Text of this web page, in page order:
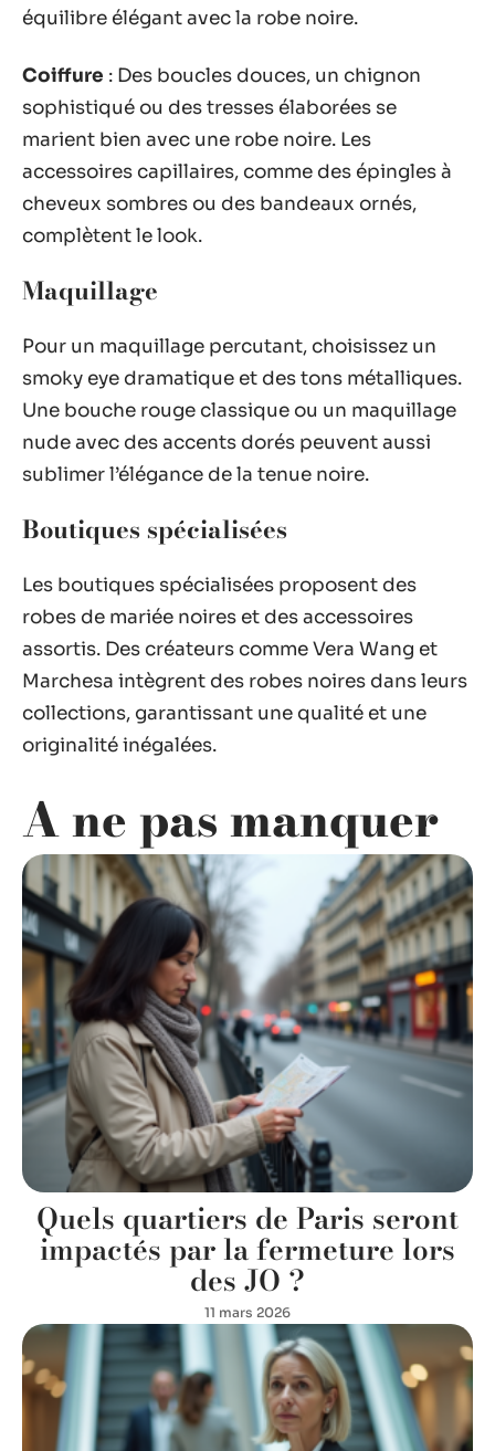
équilibre élégant avec la robe noire.
Coiffure : Des boucles douces, un chignon
sophistiqué ou des tresses élaborées se
marient bien avec une robe noire. Les
accessoires capillaires, comme des épingles à
cheveux sombres ou des bandeaux ornés,
complètent le look.
Maquillage
Pour un maquillage percutant, choisissez un
smoky eye dramatique et des tons métalliques.
Une bouche rouge classique ou un maquillage
nude avec des accents dorés peuvent aussi
sublimer l’élégance de la tenue noire.
Boutiques spécialisées
Les boutiques spécialisées proposent des
robes de mariée noires et des accessoires
assortis. Des créateurs comme Vera Wang et
Marchesa intègrent des robes noires dans leurs
collections, garantissant une qualité et une
originalité inégalées.
A ne pas manquer
Quels quartiers de Paris seront
impactés par la fermeture lors
des JO ?
11 mars 2026